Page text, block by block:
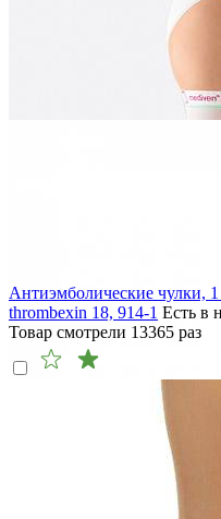
Антиэмболические чулки,
thrombexin 18, 914-1 Есть в
Товар смотрели 13365 раз